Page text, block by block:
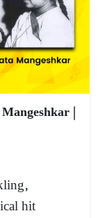
|
hit